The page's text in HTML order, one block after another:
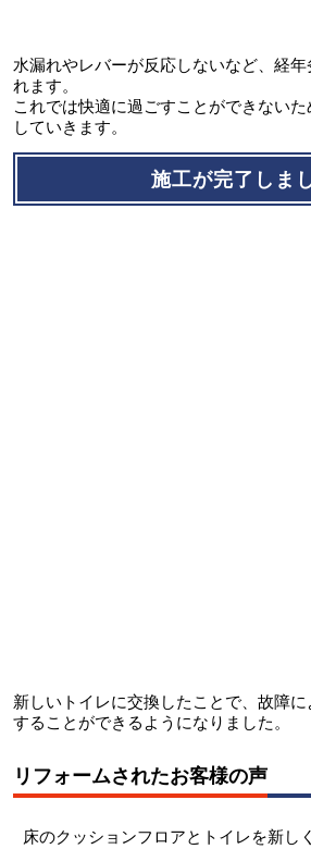
水漏れやレバーが反応しないなど、経
れます。
これでは快適に過ごすことができない
していきます。
施工が完了しま
新しいトイレに交換したことで、故障
することができるようになりました。
リフォームされたお客様の声
床のクッションフロアとトイレを新し